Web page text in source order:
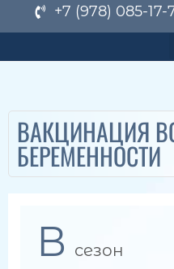
+7 (978) 085-17-
ВАКЦИНАЦИЯ
БЕРЕМЕННОСТИ
В сезон